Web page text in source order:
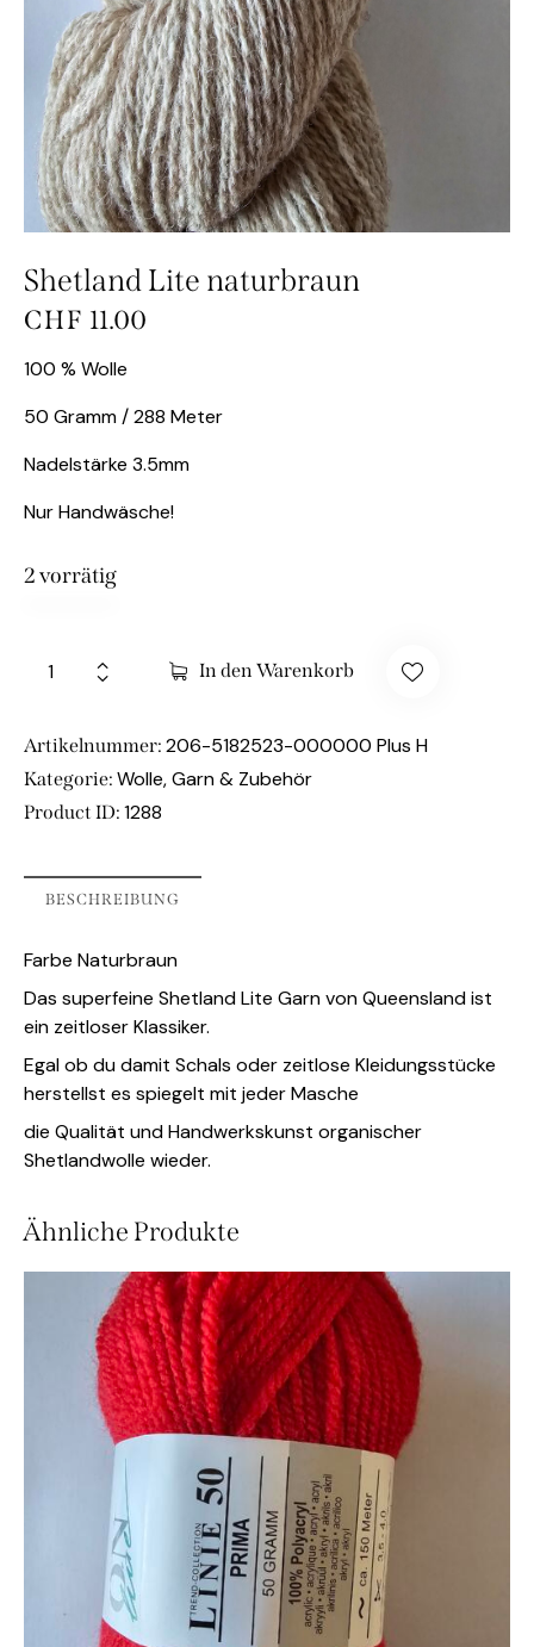
Shetland Lite naturbraun
CHF 11.00
100 % Wolle
50 Gramm / 288 Meter
Nadelstärke 3.5mm
Nur Handwäsche!
2 vorrätig
In den Warenkorb
Artikelnummer: 206-5182523-000000 Plus H
Kategorie: Wolle, Garn & Zubehör
Product ID: 1288
BESCHREIBUNG
Farbe Naturbraun
Das superfeine Shetland Lite Garn von Queensland ist
ein zeitloser Klassiker.
Egal ob du damit Schals oder zeitlose Kleidungsstücke
herstellst es spiegelt mit jeder Masche
die Qualität und Handwerkskunst organischer
Shetlandwolle wieder.
Ähnliche Produkte